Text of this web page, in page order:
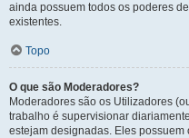
ainda possuem todos os poderes
existentes.
Topo
O que são Moderadores?
Moderadores são os Utilizadores
trabalho é supervisionar
estejam designadas. Eles